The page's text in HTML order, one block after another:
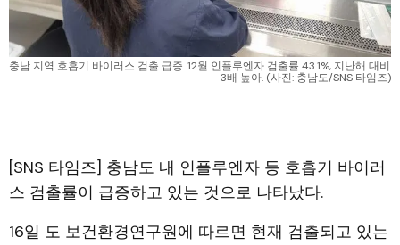
충남 지역 호흡기 바이러스 검출 급증. 12월 인플루엔자 검출률 43.1%, 지난해 대비
3배 높아. (사진: 충남도/SNS 타임즈)
[SNS 타임즈] 충남도 내 인플루엔자 등 호흡기 바이러
스 검출률이 급증하고 있는 것으로 나타났다.
16일 도 보건환경연구원에 따르면 현재 검출되고 있는